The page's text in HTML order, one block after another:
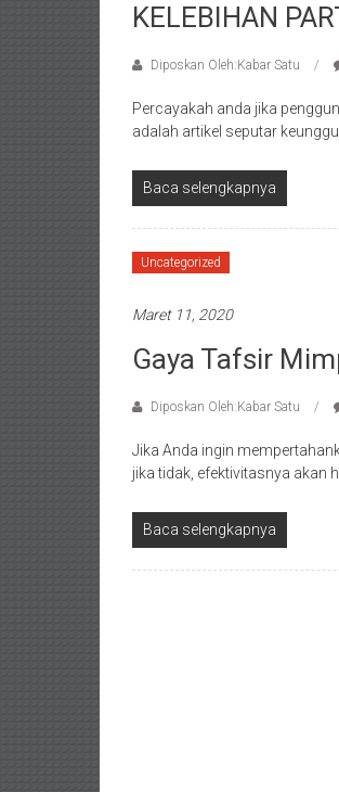
KELEBIHAN
Diposkan Oleh:Kabar Satu
Percayakah anda jika
adalah artikel seputar
Baca selengkapnya
Uncategorized
Maret 11, 2020
Gaya Tafsir
Diposkan Oleh:Kabar Satu
Jika Anda ingin
jika tidak, efektivitasnya akan
Baca selengkapnya